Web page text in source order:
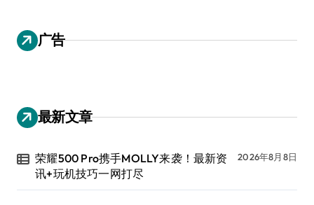
广告
最新文章
荣耀500 Pro携手MOLLY来袭！最新资
讯+玩机技巧一网打尽
2026年8月8日